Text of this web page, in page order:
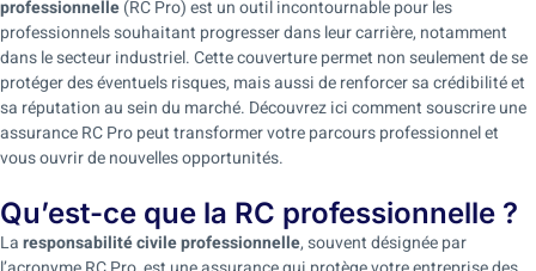
professionnelle(RC Pro) est un outil incontournable pour les
professionnels souhaitant progresser dans leur carrière, notamment
dans le secteur industriel. Cette couverture permet non seulement de se
protéger des éventuels risques, mais aussi de renforcer sa crédibilité et
sa réputation au sein du marché. Découvrez ici comment souscrire une
assurance RC Pro peut transformer votre parcours professionnel et
vous ouvrir de nouvelles opportunités.
Qu’est-ce que la RC professionnelle ?
Laresponsabilité civile professionnelle, souvent désignée par